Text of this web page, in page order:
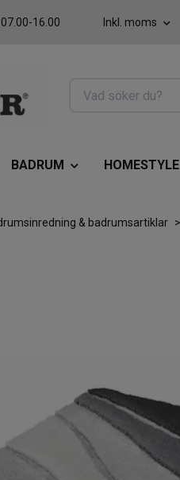
16.00 Inkl. moms
BADRUM HOMESTYLE
& badrumsartiklar